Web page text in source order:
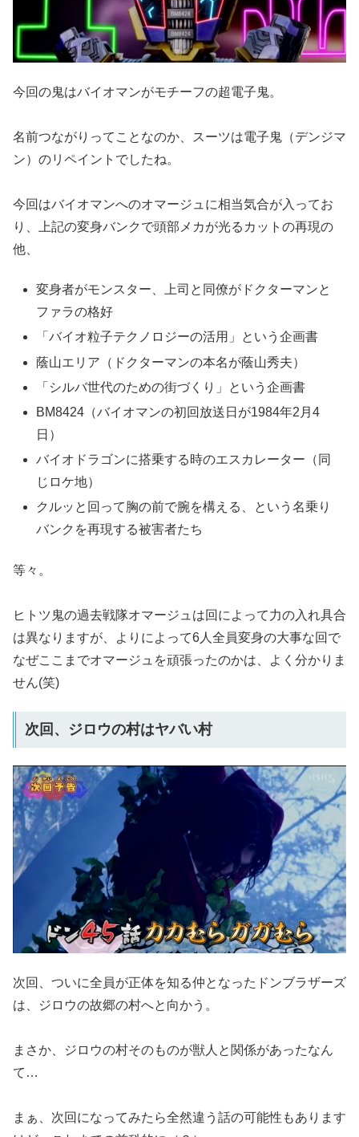
今回の鬼はバイオマンがモチーフの超電子鬼。
名前つながりってことなのか、スーツは電子鬼（デンジマ
ン）のリペイントでしたね。
今回はバイオマンへのオマージュに相当気合が入ってお
り、上記の変身バンクで頭部メカが光るカットの再現の
他、
変身者がモンスター、上司と同僚がドクターマンと
ファラの格好
「バイオ粒子テクノロジーの活用」という企画書
蔭山エリア（ドクターマンの本名が蔭山秀夫）
「シルバ世代のための街づくり」という企画書
BM8424（バイオマンの初回放送日が1984年2月4
日）
バイオドラゴンに搭乗する時のエスカレーター（同
じロケ地）
クルッと回って胸の前で腕を構える、という名乗り
バンクを再現する被害者たち
等々。
ヒトツ鬼の過去戦隊オマージュは回によって力の入れ具合
は異なりますが、よりによって6人全員変身の大事な回で
なぜここまでオマージュを頑張ったのかは、よく分かりま
せん(笑)
次回、ジロウの村はヤバい村
次回、ついに全員が正体を知る仲となったドンブラザーズ
は、ジロウの故郷の村へと向かう。
まさか、ジロウの村そのものが獣人と関係があったなん
て…
まぁ、次回になってみたら全然違う話の可能性もあります